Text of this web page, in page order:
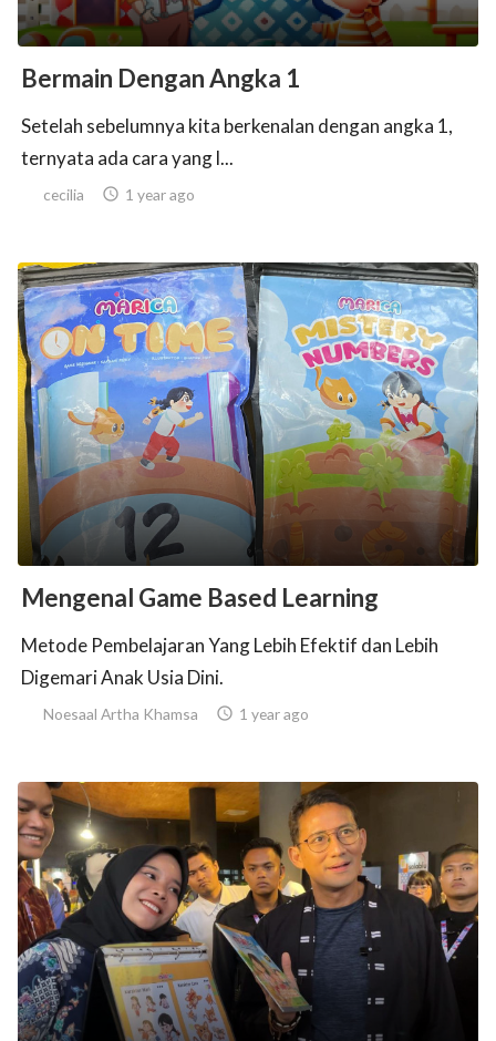
Bermain Dengan Angka 1
Setelah sebelumnya kita berkenalan dengan angka 1,
ternyata ada cara yang l...
cecilia  1 year ago
Mengenal Game Based Learning
Metode Pembelajaran Yang Lebih Efektif dan Lebih
Digemari Anak Usia Dini.
Noesaal Artha Khamsa  1 year ago